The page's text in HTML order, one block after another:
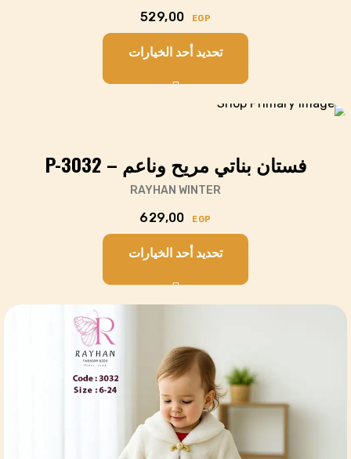
529,00 EGP
تحديد أحد الخيارات
فستان بناتي مريح وناعم – P-3032
RAYHAN WINTER
629,00 EGP
تحديد أحد الخيارات